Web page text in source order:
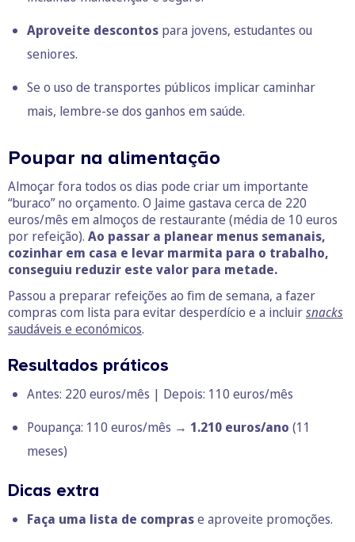
Aproveite descontos para jovens, estudantes ou
seniores.
Se o uso de transportes públicos implicar caminhar
mais, lembre-se dos ganhos em saúde.
Poupar na alimentação
Almoçar fora todos os dias pode criar um importante
“buraco” no orçamento. O Jaime gastava cerca de 220
euros/mês em almoços de restaurante (média de 10 euros
por refeição). Ao passar a planear menus semanais,
cozinhar em casa e levar marmita para o trabalho,
conseguiu reduzir este valor para metade.
Passou a preparar refeições ao fim de semana, a fazer
compras com lista para evitar desperdício e a incluirsnacks
saudáveis e económicos.
Resultados práticos
Antes: 220 euros/mês | Depois: 110 euros/mês
Poupança: 110 euros/mês → 1.210 euros/ano (11
meses)
Dicas extra
Faça uma lista de comprase aproveite promoções.